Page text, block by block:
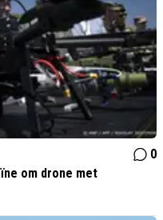
0
om drone met